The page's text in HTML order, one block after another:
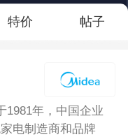
特价 帖子
1981年，中国企业
电制造商和品牌